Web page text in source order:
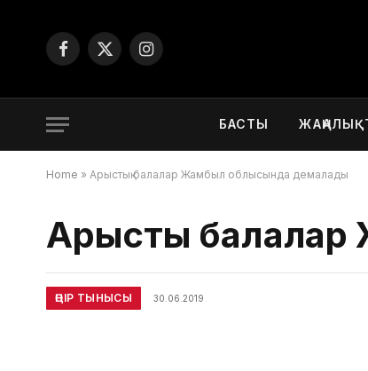
Facebook
X
Instagram
БАСТЫ
Home » Арыстық балалар Жамбыл облысында демалады
Арыстық
ӨҢІР ТЫНЫСЫ 30.06.2019